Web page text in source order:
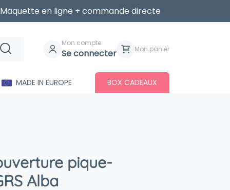
Maquette en ligne + commande directe
Mon compte
Se connecter Mon panier
MADE IN EUROPE BOX CADEAUX
pique-
Alba